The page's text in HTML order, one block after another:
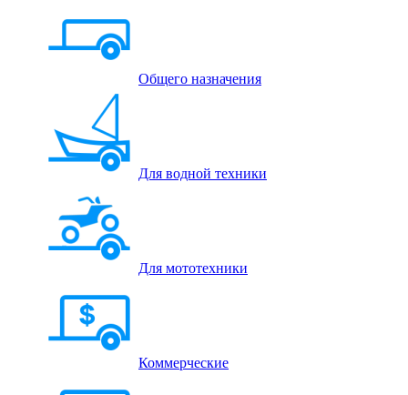
Общего назначения
Для водной техники
Для мототехники
Коммерческие